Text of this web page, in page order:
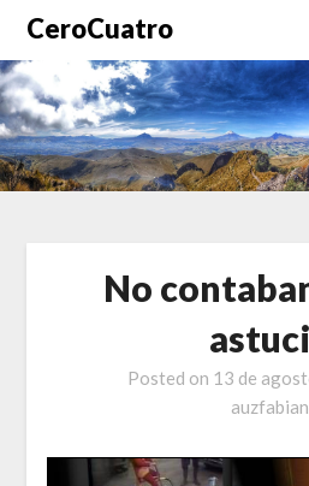
CeroCuatro
No
Posted on 13 de
auzfabian